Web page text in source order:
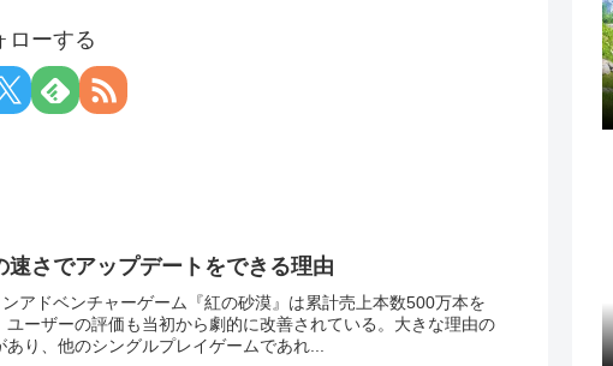
ローする
さでアップデートをできる理由
アドベンチャーゲーム『紅の砂漠』は累計売上本数500万本を
ーザーの評価も当初から劇的に改善されている。大きな理由の
り、他のシングルプレイゲームであれ...